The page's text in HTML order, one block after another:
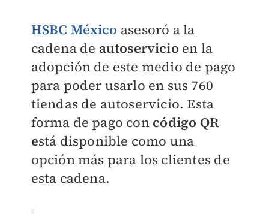
HSBC México asesoró a la
cadena de autoservicio en la
adopción de este medio de pago
para poder usarlo en sus 760
tiendas de autoservicio. Esta
forma de pago con código QR
está disponible como una
opción más para los clientes de
esta cadena.